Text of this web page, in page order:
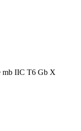
IIC T6 Gb X